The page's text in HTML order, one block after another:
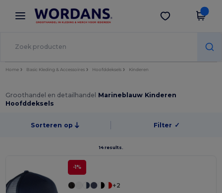
× Wordans-app
Betere prijzen in de app!
Download app
Home Basic Kleding & Accessoires Hoofddeksels Kinderen
Groothandel en detailhandel Marineblauw Kinderen
Hoofddeksels
Sorteren op Filter ✓
14 results.
-1%
+2